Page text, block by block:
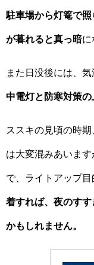
駐車場から灯篭で
が暮れると真っ暗に
また日没後には、
中電灯と防寒対策
ススキの見頃の時
は大変混みあいま
で、ライトアップ
着すれば、夜のす
かもしれません。